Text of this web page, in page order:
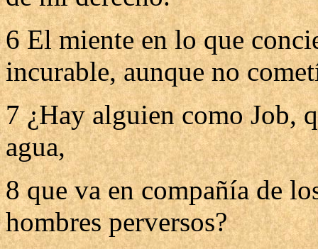
6 El miente en lo que
incurable, aunque no
7 ¿Hay alguien como Job,
agua,
8 que va en compañía de
hombres perversos?